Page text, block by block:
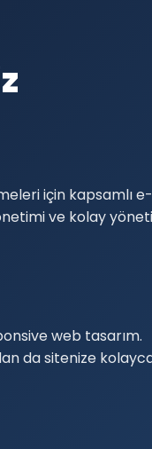
için kapsamlı e-
ve kolay
web tasarım.
da sitenize